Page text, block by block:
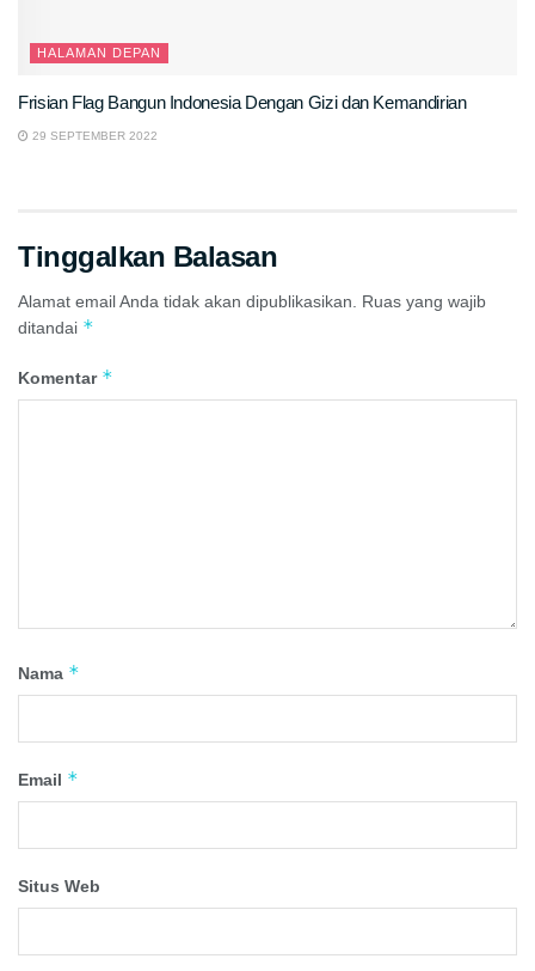
HALAMAN DEPAN
Frisian Flag Bangun Indonesia Dengan Gizi dan Kemandirian
29 SEPTEMBER 2022
Tinggalkan Balasan
Alamat email Anda tidak akan dipublikasikan.
Ruas yang wajib
ditandai *
Komentar *
Nama *
Email *
Situs Web